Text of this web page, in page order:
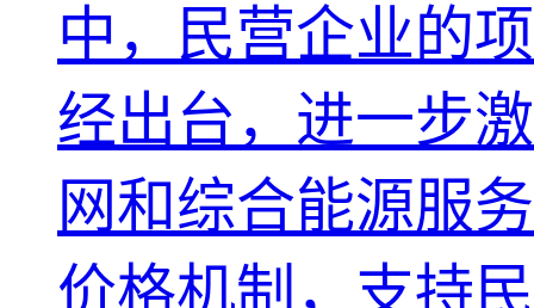
中，民营企业的
经出台，进一步
网和综合能源服
价格机制，支持